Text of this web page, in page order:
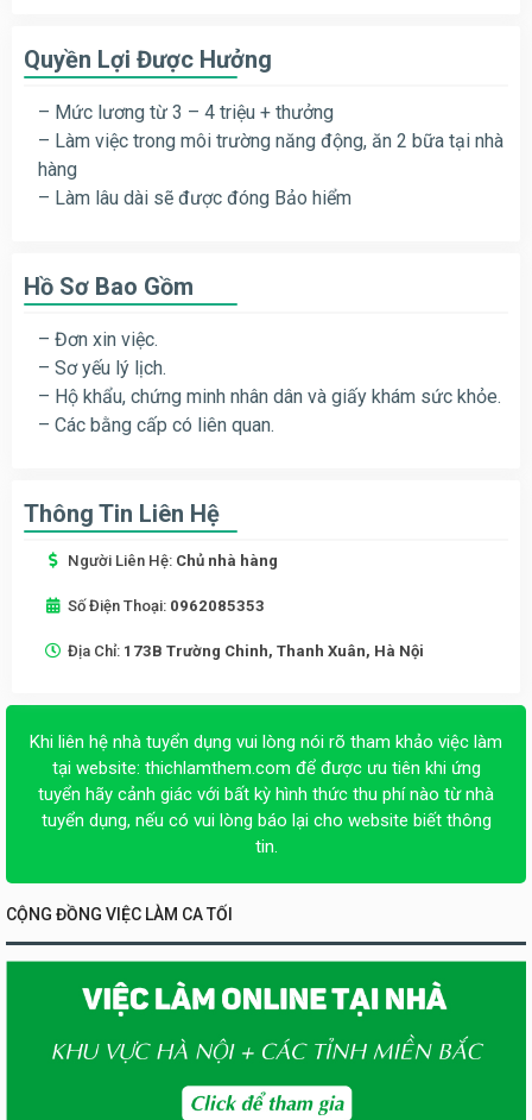
Quyền Lợi Được Hưởng
– Mức lương từ 3 – 4 triệu + thưởng
– Làm việc trong môi trường năng động, ăn 2 bữa tại nhà
hàng
– Làm lâu dài sẽ được đóng Bảo hiểm
Hồ Sơ Bao Gồm
– Đơn xin việc.
– Sơ yếu lý lịch.
– Hộ khẩu, chứng minh nhân dân và giấy khám sức khỏe.
– Các bằng cấp có liên quan.
Thông Tin Liên Hệ
Người Liên Hệ: Chủ nhà hàng
Số Điện Thoại: 0962085353
Địa Chỉ: 173B Trường Chinh, Thanh Xuân, Hà Nội
Khi liên hệ nhà tuyển dụng vui lòng nói rõ tham khảo việc làm
tại website: thichlamthem.com để được ưu tiên khi ứng
tuyển hãy cảnh giác với bất kỳ hình thức thu phí nào từ nhà
tuyển dụng, nếu có vui lòng báo lại cho website biết thông
tin.
CỘNG ĐỒNG VIỆC LÀM CA TỐI